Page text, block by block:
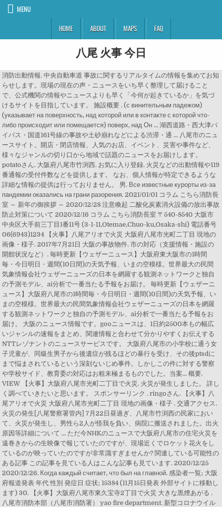
MENU
HOME
ABOUT MAPS FAQ
八尾 火事 今日
消防出動情報. 中央自動車道 事故に関するリアルタイムの情報を集めてお知
らせします。現場の現在の声・ニュースをいち早く整理して届けること
で、公式機関の情報やニュースよりも早く「今何が起きているか」を気づ
けるサイトを目指しています。 施設概要 . (с винительным падежом)
(указывает на поверхность, над которой или в контакте с которой что-
либо происходит или помещается) поверх, над Он … 湖西道路・西大津バ
イパス・国道161号線の事故や土砂崩れなどによる渋滞・通 … 八尾市のニュ
ースサイト。開店・閉店情報、人気のお店、イベント、災害や事件など、
様々なジャンルの切り口から地域で話題のニュースをお届けします。
potatoさん. 大阪府八尾市竹渕西. お気に入り登録. 火災などの出動情報や119
番通報の受付件数などを提供します。 なお、個人情報が特定できるような
詳細な情報の提供は行っておりません。 男. Все известные курорты из-за
пандемии оказались на грани разорения. 2021/01/01 コラム こちら消防長
室 ～ 新年の御挨拶 ～ 2020/12/28 注意喚起 二酸化炭素消火設備の放出事故
防止対策について 2020/12/16 コラム こちら消防長室 〒540-8540 大阪市
中央区大手前三丁目1番11号 (3-1-11,Otemae,Chuo-ku,Osaka-shi) 電話番号
06(6943)1234 【火事】八尾アリオで火災 大阪府八尾市光町二丁目 現地の
画像・様子. 2017年7月21日 大阪の事故物件. 市の対応（支援情報・施設の
開館状況など）. 毎時更新【ウェザーニュース】大阪府東大阪市の1時間
毎・今日明日・週間(10日間)の天気予報、いまの空模様。世界最大の民間
気象情報会社ウェザーニューズの日本を網羅する観測ネットワークと独自
の予測モデル、ai分析で一番当たる予報をお届け。 毎時更新【ウェザーニ
ュース】大阪府八尾市の1時間毎・今日明日・週間(10日間)の天気予報、い
まの空模様。世界最大の民間気象情報会社ウェザーニューズの日本を網羅
する観測ネットワークと独自の予測モデル、ai分析で一番当たる予報をお
届け。 大阪のニュース情報です。gooニュースは、1日約2500本もの幅広
いジャンルの速報をまとめ、関連情報と合わせて分かりやすくお伝えする
NTTレゾナントのニュースサービスです。 大阪府八尾市の小学校に通う女
子児童が、同級生男子から後遺症が残るほどの暴行を受け、その後ptsdに
まで悩まされているという深刻ないじめ事件。しかしこの件に対する警察
や学校サイド、教育委の対応はお粗末極まるものでした。当案… 概要.
VIEW 【火事】大阪府八尾市光町二丁目で火災. 火災が発生しました。 詳し
く調べていきたいと思います。 スポンサーリンク . ringoさん. 【火事】八
尾アリオで火災 大阪府八尾市光町二丁目 現地の画像・様子 . 交通アクセス.
火災の発生[八尾警察署管内] 7月22日昼過ぎ、八尾市竹渕西の民家におい
て、火災が発生し、男性ら2人が怪我を負い、病院に搬送されました。出火
原因等詳細について … ただ今NHKのニュースで大阪府八尾市の住宅火災を
遠巻きからの生映像で報じていたのですが、現場近くでロケット花火をし
ているのが映っていたのですが非常識すぎませんか? 関連している可能性の
ある記事 この記事を見ている人はこんな記事も見ています. 2020/12/25
2020/12/26. Когда каждый считает, что был на главной. 感染者一覧; 大阪
府報道発表 年代 性別 発症日 症状; 15384 (11月15日発表 外部サイトに移動し
ます) 30. 【火事】大阪府八尾市東久宝寺2丁目で火災 大きな黒煙あがる .
八尾市消防本部（八尾市消防署） yao fire department. 新型コロナウイル